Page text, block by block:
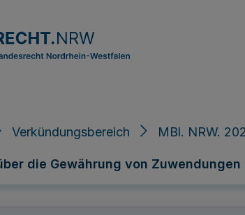
Verkündungsbereich MBl. NRW.
die Gewährung von